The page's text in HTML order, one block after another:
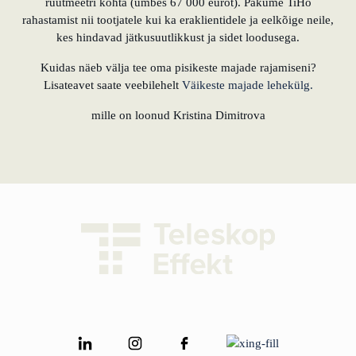
rahastamist nii tootjatele kui ka eraklientidele ja eelkõige neile,
kes hindavad jätkusuutlikkust ja sidet loodusega.
Kuidas näeb välja tee oma pisikeste majade rajamiseni?
Lisateavet saate veebilehelt Väikeste majade lehekülg.
mille on loonud Kristina Dimitrova